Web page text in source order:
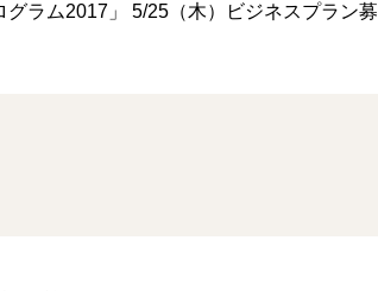
ラム2017」 5/25（木）ビジネスプラン